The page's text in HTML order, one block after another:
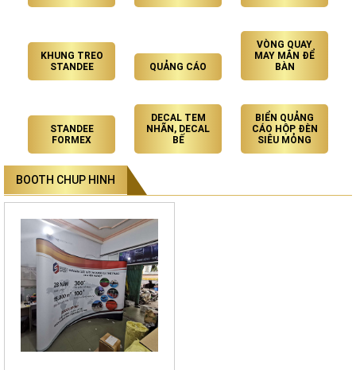
KHUNG TREO
STANDEE
QUẢNG CÁO
VÒNG QUAY
MAY MẮN ĐỂ
BÀN
STANDEE
FORMEX
DECAL TEM
NHÃN, DECAL
BẾ
BIỂN QUẢNG
CÁO HỘP ĐÈN
SIÊU MỎNG
BOOTH CHUP HINH